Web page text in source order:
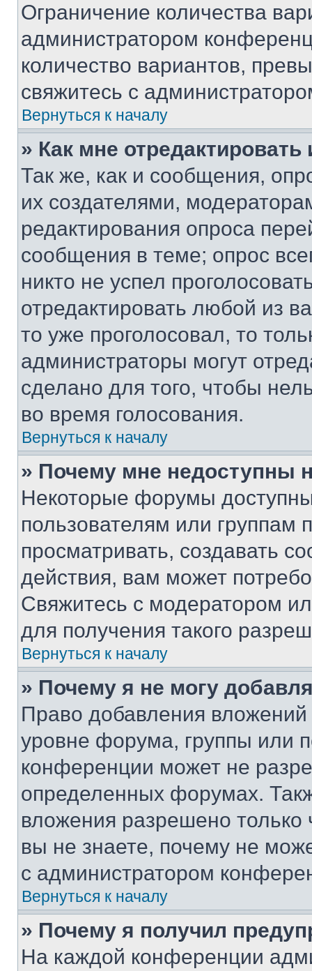
Ограничение количества
администратором
количество вариантов,
свяжитесь с
Вернуться к началу
» Как мне
Так же, как и сообщения,
их создателями,
редактирования опроса
сообщения в теме; опрос
никто не успел
отредактировать любой из
то уже проголосовал, то
администраторы могут
сделано для того, чтобы
во время голосования.
Вернуться к началу
» Почему мне недоступны
Некоторые форумы
пользователям или группам
просматривать, создавать
действия, вам может
Свяжитесь с модератором
для получения такого
Вернуться к началу
» Почему я не могу
Право добавления
уровне форума, группы или
конференции может не
определенных форумах.
вложения разрешено
вы не знаете, почему не
с администратором
Вернуться к началу
» Почему я получил
На каждой конференции